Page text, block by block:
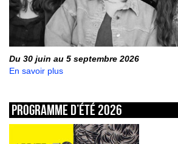
Du 30 juin au 5 septembre 2026
En savoir plus
Programme d’été 2026